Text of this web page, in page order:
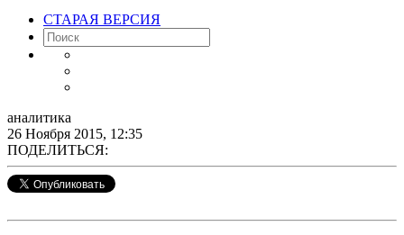
СТАРАЯ ВЕРСИЯ
аналитика
26 Ноября 2015, 12:35
ПОДЕЛИТЬСЯ: